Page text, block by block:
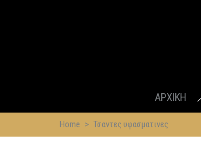
ΑΡΧΙΚΗ
Home > Τσαντες υφασματινες